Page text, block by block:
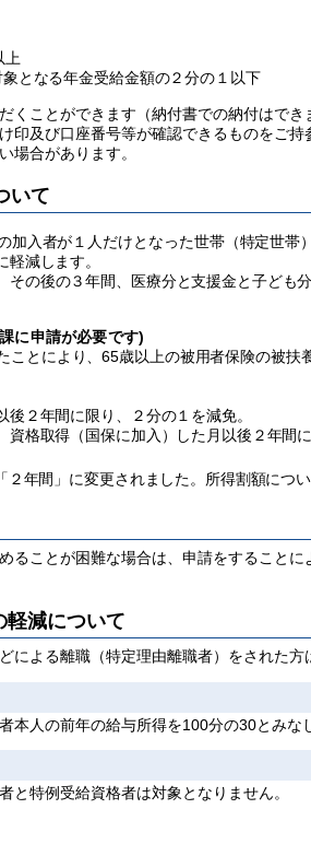
上
なる年金受給金額の２分の１以下
ことができます（納付書での納付はで
及び口座番号等が確認できるものをご持
場合があります。
いて
入者が１人だけとなった世帯（特定世帯
減します。
の後の３年間、医療分と支援金と子ども
に申請が必要です)
とにより、65歳以上の被用者保険の被扶
２年間に限り、２分の１を減免。
格取得（国保に加入）した月以後２年間
間」に変更されました。所得割額につい
ることが困難な場合は、申請をすること
軽減について
よる離職（特定理由離職者）をされた方
人の前年の給与所得を100分の30とみな
特例受給資格者は対象となりません。